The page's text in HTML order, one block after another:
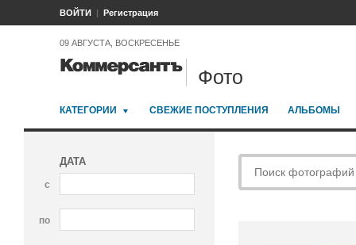
ВОЙТИ Регистрация
09 АВГУСТА, ВОСКРЕСЕНЬЕ
Фото
КАТЕГОРИИ СВЕЖИЕ ПОСТУПЛЕНИЯ АЛЬБОМЫ
ДАТА
с
по